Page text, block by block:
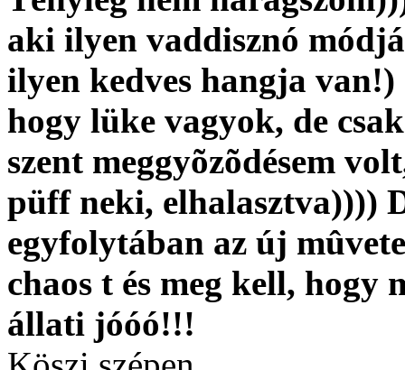
aki ilyen vaddisznó
ilyen kedves hangja
hogy lüke vagyok, de
szent meggyõzõdésem
püff neki, elhalasztva))))
egyfolytában az új
chaos t és meg kell,
állati jóóó!!!